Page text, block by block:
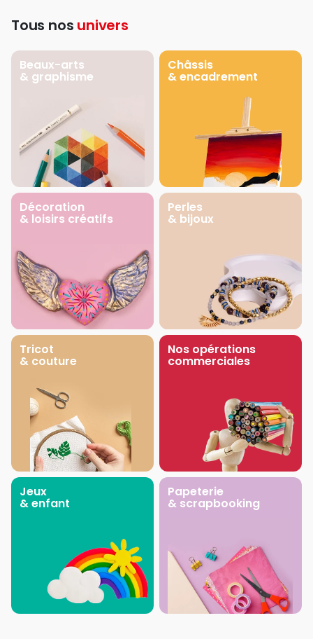
Tous nos univers
Beaux-arts
& graphisme
Châssis
& encadrement
Décoration
& loisirs créatifs
Perles
& bijoux
Tricot
& couture
Nos opérations
commerciales
Jeux
& enfant
Papeterie
& scrapbooking